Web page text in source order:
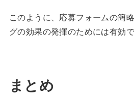
このように、応募フォームの簡
グの効果の発揮のためには有効で
まとめ